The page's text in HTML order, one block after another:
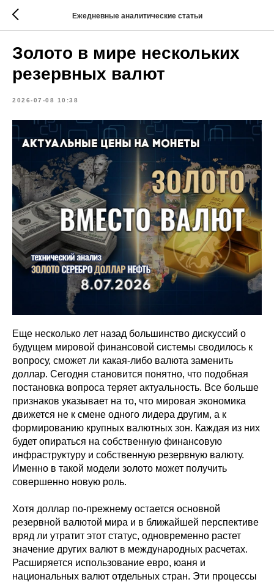
Ежедневные аналитические статьи
Золото в мире нескольких
резервных валют
2026-07-08 10:38
Еще несколько лет назад большинство дискуссий о
будущем мировой финансовой системы сводилось к
вопросу, сможет ли какая-либо валюта заменить
доллар. Сегодня становится понятно, что подобная
постановка вопроса теряет актуальность. Все больше
признаков указывает на то, что мировая экономика
движется не к смене одного лидера другим, а к
формированию крупных валютных зон. Каждая из них
будет опираться на собственную финансовую
инфраструктуру и собственную резервную валюту.
Именно в такой модели золото может получить
совершенно новую роль.
Хотя доллар по-прежнему остается основной
резервной валютой мира и в ближайшей перспективе
вряд ли утратит этот статус, одновременно растет
значение других валют в международных расчетах.
Расширяется использование евро, юаня и
национальных валют отдельных стран. Эти процессы